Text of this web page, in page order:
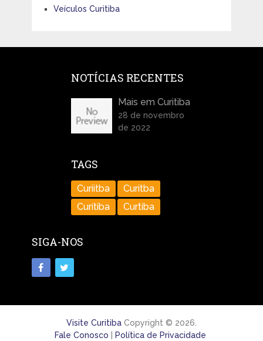
Veículos Curitiba
NOTÍCIAS RECENTES
Mais em Curitiba
28 de novembro
de 2022
TAGS
Curiitba
Curitba
Curitiba
Curtiba
SIGA-NOS
Visite CuritibaCopyright © 2026.
Fale Conosco
Política de Privacidade